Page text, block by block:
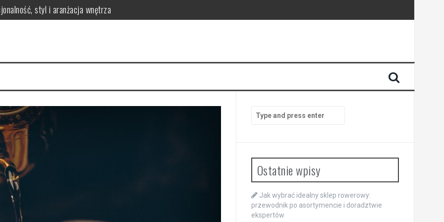
styl i aranżacja wnętrza
warto znać
Kluczowe korzyści dla zdrowia jamy ustnej
przygotować zdrowy i smaczny posiłek dla malucha?
po asortymencie i doradztwie ekspertów
for:
Ostatnie wpisy
Jak wybrać idealny sklep rowerowy:
przewodnik po asortymencie i doradztwie
ekspertów